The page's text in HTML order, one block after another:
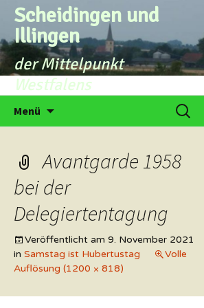
Zum
Inhalt
springen
Scheidingen und
Illingen
der Mittelpunkt
Westfalens
Menü
Suchen
nach:
Avantgarde 1958
bei der
Delegiertentagung
Veröffentlicht am 9. November 2021
in Samstag ist Hubertustag
Volle
Auflösung (1200 × 818)